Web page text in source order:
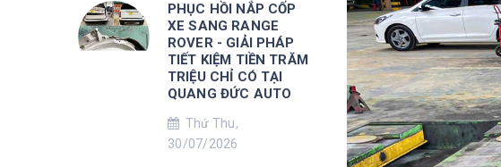
PHỤC HỒI NẮP CỐP
XE SANG RANGE
ROVER - GIẢI PHÁP
TIẾT KIỆM TIỀN TRĂM
TRIỆU CHỈ CÓ TẠI
QUANG ĐỨC AUTO
Thứ Thu,
30/07/2026